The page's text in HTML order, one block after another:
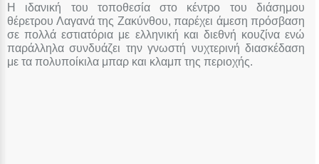
Η ιδανική του τοποθεσία στο κέντρο του διάσημου
θέρετρου Λαγανά της Ζακύνθου, παρέχει άμεση πρόσβαση
σε πολλά εστιατόρια με ελληνική και διεθνή κουζίνα ενώ
παράλληλα συνδυάζει την γνωστή νυχτερινή διασκέδαση
με τα πολυποίκιλα μπαρ και κλαμπ της περιοχής.